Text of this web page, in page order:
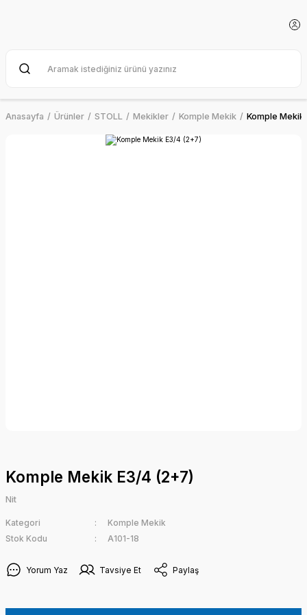
Anasayfa Ürünler STOLL Mekikler Komple Mekik Komple
Komple Mekik E3/4 (2+7)
Nit
Kategori
Komple Mekik
Stok Kodu
A101-18
Yorum Yaz Tavsiye Et Paylaş